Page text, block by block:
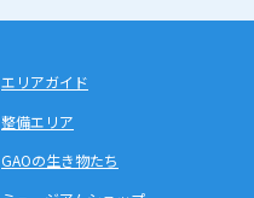
エリアガイド
整備エリア
GAOの生き物たち